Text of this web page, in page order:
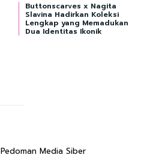
Buttonscarves x Nagita
Slavina Hadirkan Koleksi
Lengkap yang Memadukan
Dua Identitas Ikonik
Pedoman Media Siber